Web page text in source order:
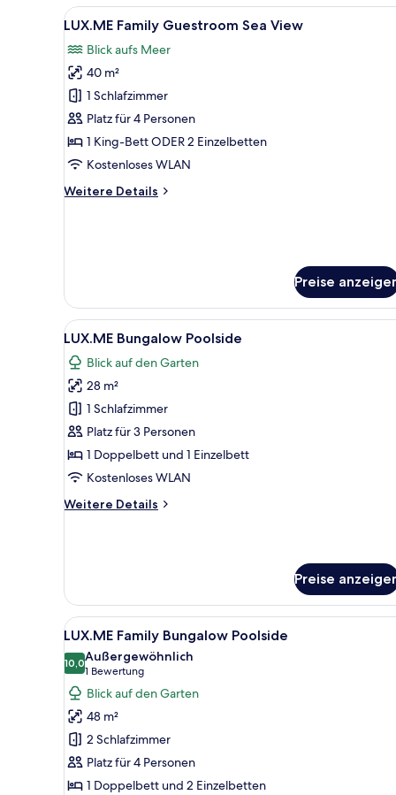
Guestroom
Side
View
Alle
Fotos
für
LUX.ME
Family
Guestroom
Sea
View
Ein Hotelzimmer mit einem
6
LUX.ME Family Guestroom Sea View
Blick aufs Meer
40 m²
1 Schlafzimmer
Platz für 4 Personen
1 King-Bett ODER 2 Einzelbetten
Kostenloses WLAN
Weitere Details
Weitere
View
Preise
Alle
Fotos
für
LUX.ME
Bungalow
Poolside
anzeigen
Ein modernes Schlafzimmer
4
LUX.ME Bungalow Poolside
Blick auf den Garten
28 m²
1 Schlafzimmer
Platz für 3 Personen
1 Doppelbett und 1 Einzelbett
Kostenloses WLAN
Weitere Details
Weitere
Preise
Alle
Fotos
für
LUX.ME
Family
Bungalow
Poolside
anzeigen
Ein Schlafzimmer mit Bett,
6
LUX.ME Family Bungalow Poolside
10,010,0 von 10
Außergewöhnlich
1 Bewertung
(1
Bewertung)
Blick auf den Garten
48 m²
2 Schlafzimmer
Platz für 4 Personen
1 Doppelbett und 2 Einzelbetten